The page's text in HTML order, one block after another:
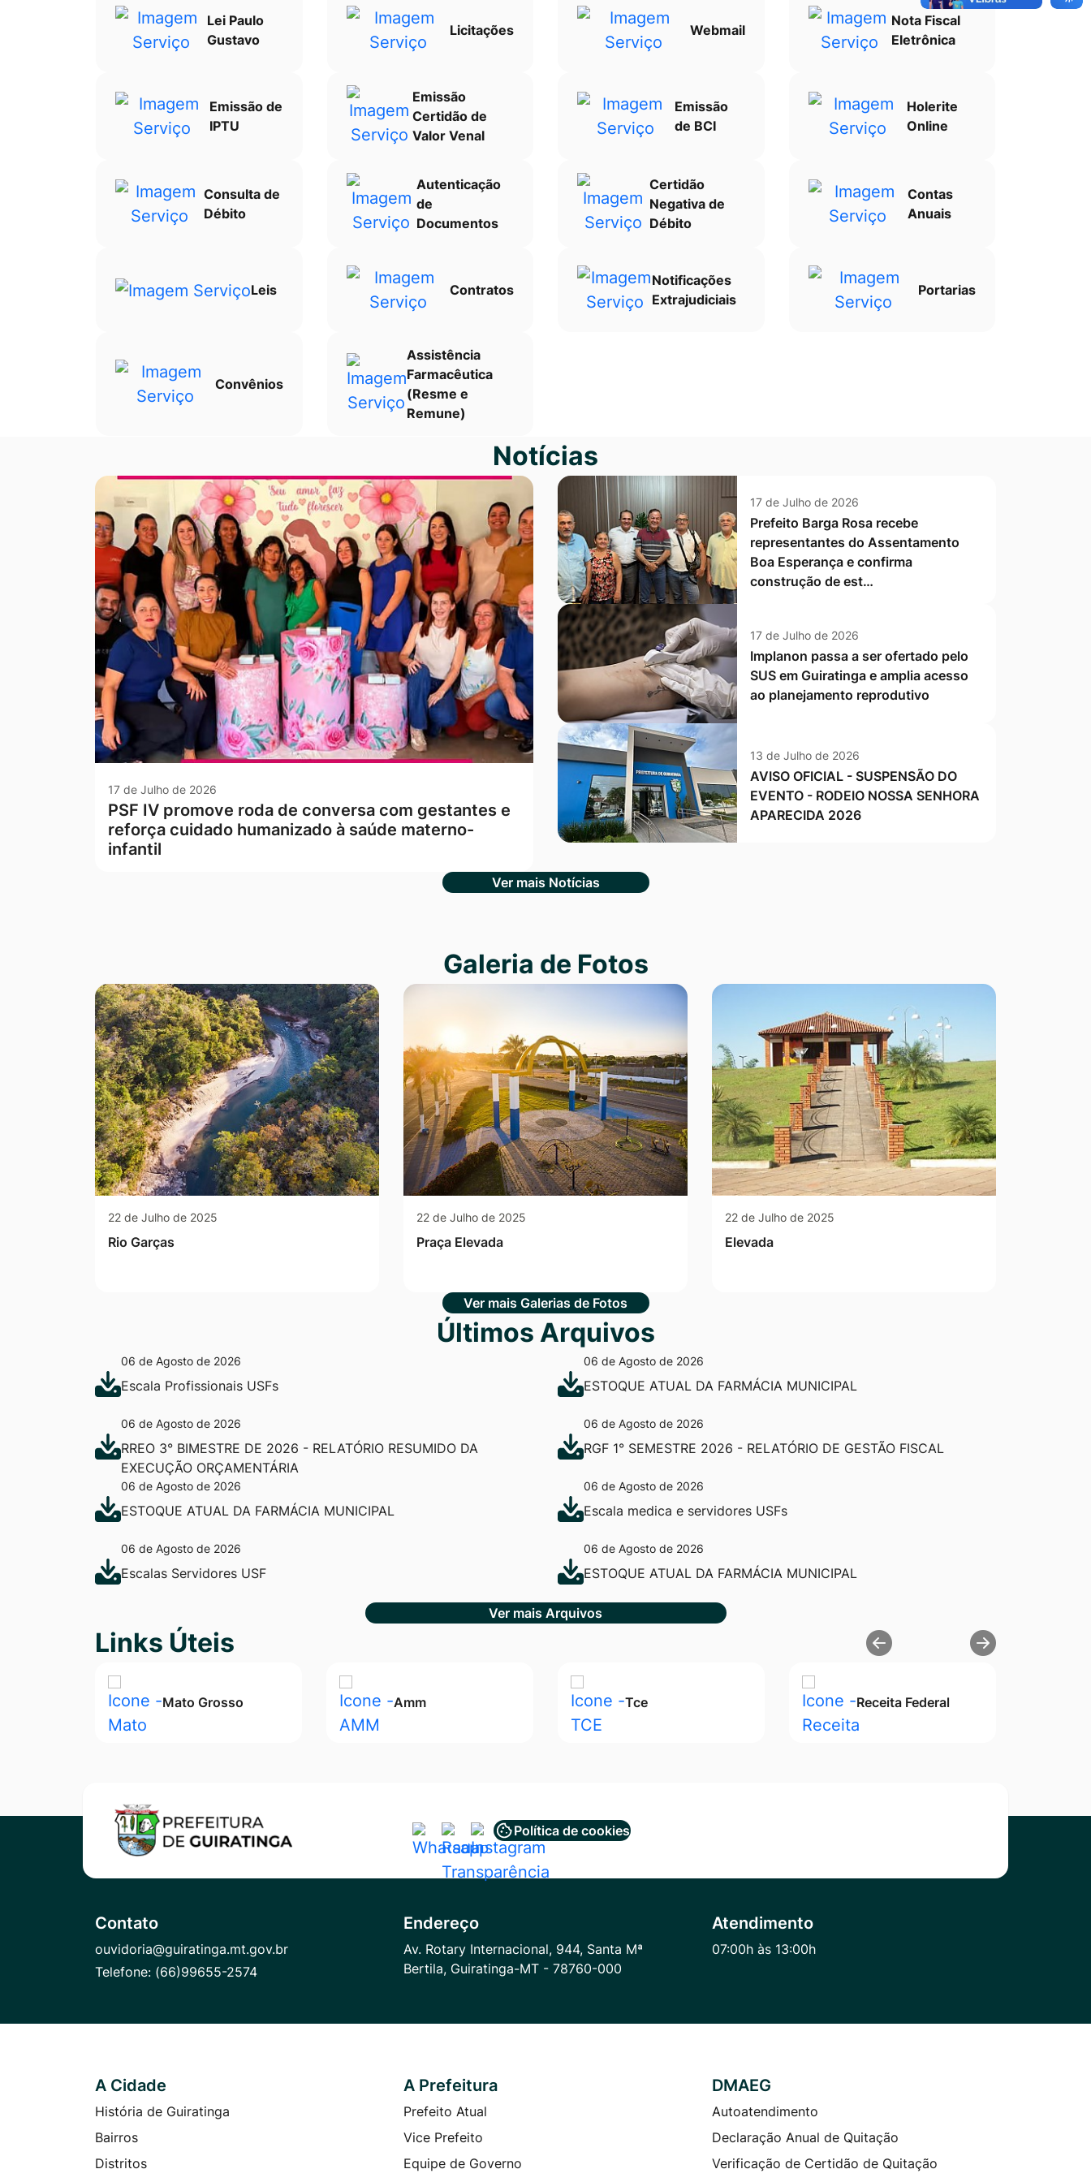
Lei Paulo
Gustavo
Licitações Webmail
Nota Fiscal
Eletrônica
Emissão de
IPTU
Emissão
Certidão de
Valor Venal
Emissão
de BCI
Holerite
Online
Consulta de
Débito
Autenticação
de
Documentos
Certidão
Negativa de
Débito
Contas
Anuais
Leis Contratos
Notificações
Extrajudiciais
Portarias
Convênios
Assistência
Farmacêutica
(Resme e
Remune)
Notícias
17 de Julho de 2026
PSF IV promove roda de conversa com gestantes e
reforça cuidado humanizado à saúde materno-
infantil
17 de Julho de 2026
Prefeito Barga Rosa recebe
representantes do Assentamento
Boa Esperança e confirma
construção de est…
17 de Julho de 2026
Implanon passa a ser ofertado pelo
SUS em Guiratinga e amplia acesso
ao planejamento reprodutivo
13 de Julho de 2026
AVISO OFICIAL - SUSPENSÃO DO
EVENTO - RODEIO NOSSA SENHORA
APARECIDA 2026
Ver mais Notícias
Galeria de Fotos
22 de Julho de 2025
Rio Garças
22 de Julho de 2025
Praça Elevada
22 de Julho de 2025
Elevada
Ver mais Galerias de Fotos
Últimos Arquivos
06 de Agosto de 2026
Escala Profissionais USFs
06 de Agosto de 2026
ESTOQUE ATUAL DA FARMÁCIA MUNICIPAL
06 de Agosto de 2026
RREO 3° BIMESTRE DE 2026 - RELATÓRIO RESUMIDO DA
EXECUÇÃO ORÇAMENTÁRIA
06 de Agosto de 2026
RGF 1° SEMESTRE 2026 - RELATÓRIO DE GESTÃO FISCAL
06 de Agosto de 2026
ESTOQUE ATUAL DA FARMÁCIA MUNICIPAL
06 de Agosto de 2026
Escala medica e servidores USFs
06 de Agosto de 2026
Escalas Servidores USF
06 de Agosto de 2026
ESTOQUE ATUAL DA FARMÁCIA MUNICIPAL
Ver mais Arquivos
Seção Links ÚteisLinks Úteis
Mato Grosso Amm Tce Receita Federal
Acessar
a
Rede
Whatsapp
Acessar
a
Rede
Radar
Transparência
Acessar
a
Rede
Instagram
Política de cookies
Contato
ouvidoria@guiratinga.mt.gov.br
Telefone: (66)99655-2574
Endereço
Av. Rotary Internacional, 944, Santa Mª
Bertila, Guiratinga-MT - 78760-000
Atendimento
07:00h às 13:00h
Seção do Rodapé e Contato
A Cidade
História de Guiratinga
Bairros
Distritos
A Prefeitura
Prefeito Atual
Vice Prefeito
Equipe de Governo
DMAEG
Autoatendimento
Declaração Anual de Quitação
Verificação de Certidão de Quitação